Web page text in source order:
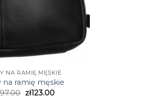
NA RAMIĘ MĘSKIE
ramię męskie
zł123.00